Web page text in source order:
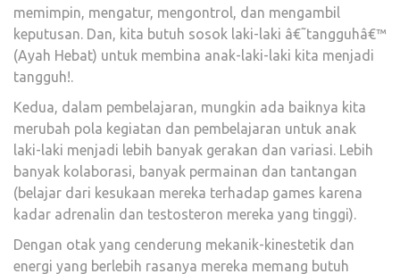
memimpin, mengatur, mengontrol, dan mengambil
keputusan. Dan, kita butuh sosok laki-laki â€˜tangguhâ€™
(Ayah Hebat) untuk membina anak-laki-laki kita menjadi
tangguh!.
Kedua, dalam pembelajaran, mungkin ada baiknya kita
merubah pola kegiatan dan pembelajaran untuk anak
laki-laki menjadi lebih banyak gerakan dan variasi. Lebih
banyak kolaborasi, banyak permainan dan tantangan
(belajar dari kesukaan mereka terhadap games karena
kadar adrenalin dan testosteron mereka yang tinggi).
Dengan otak yang cenderung mekanik-kinestetik dan
energi yang berlebih rasanya mereka memang butuh